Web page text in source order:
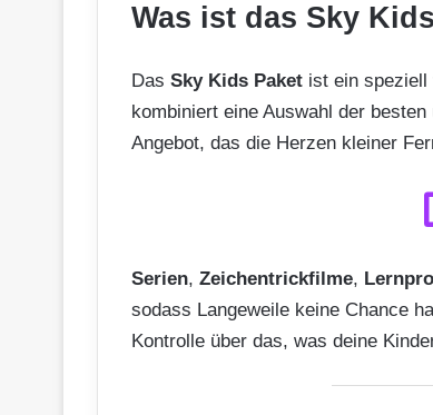
Was ist das Sky
Das Sky Kids Paket ist ein speziell
kombiniert eine Auswahl der
Angebot, das die Herzen kleiner
Serien, Zeichentrickfilme,
sodass Langeweile keine Chance
Kontrolle über das, was deine